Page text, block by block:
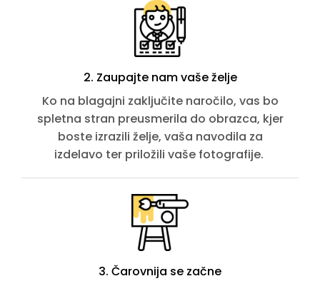
2. Zaupajte nam vaše želje
Ko na blagajni zaključite naročilo, vas bo
spletna stran preusmerila do obrazca, kjer
boste izrazili želje, vaša navodila za
izdelavo ter priložili vaše fotografije.
3. Čarovnija se začne